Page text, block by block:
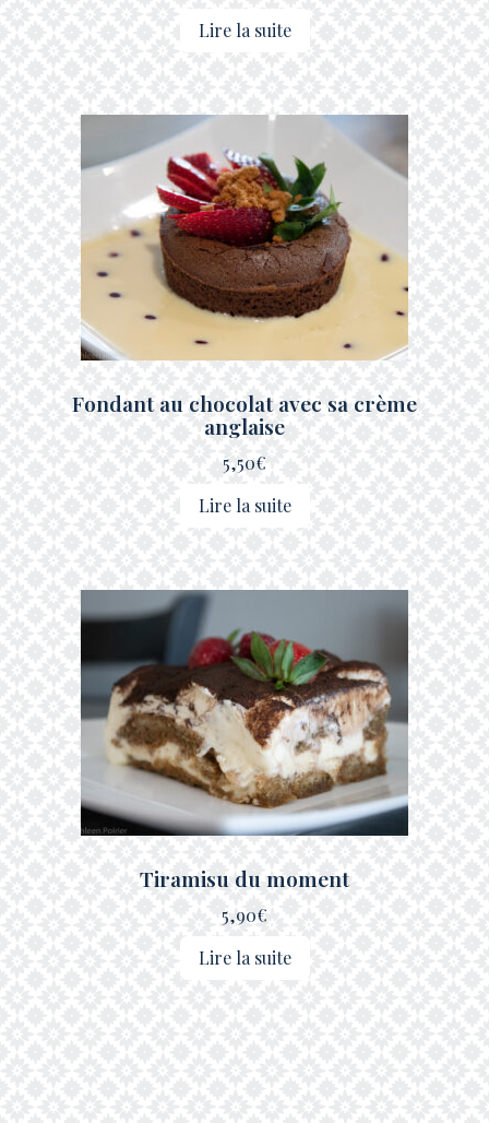
Lire la suite
Fondant au chocolat avec sa crème
anglaise
5,50€
Lire la suite
Tiramisu du moment
5,90€
Lire la suite